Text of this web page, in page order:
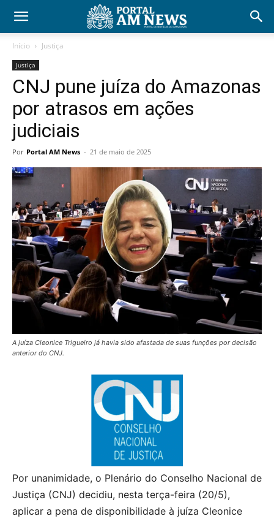
Início Justiça
Justiça
CNJ pune juíza do Amazonas
por atrasos em ações
judiciais
Por Portal AM News - 21 de maio de 2025
A juíza Cleonice Trigueiro já havia sido afastada de suas funções por decisão
anterior do CNJ.
Por unanimidade, o Plenário do Conselho Nacional de
Justiça (CNJ) decidiu, nesta terça-feira (20/5),
aplicar a pena de disponibilidade à juíza Cleonice